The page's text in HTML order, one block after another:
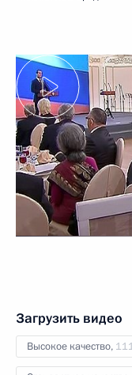
Загрузить видео
Высокое качество,